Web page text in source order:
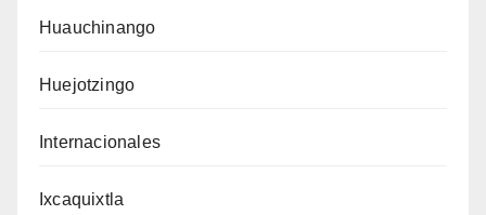
Huauchinango
Huejotzingo
Internacionales
Ixcaquixtla